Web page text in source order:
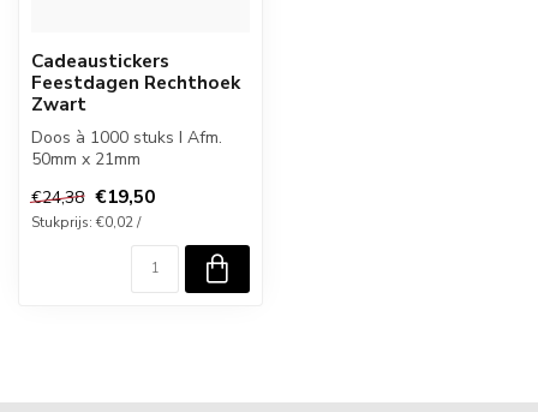
Cadeaustickers
Feestdagen Rechthoek
Zwart
Doos à 1000 stuks I Afm.
50mm x 21mm
€24,38 €19,50
Stukprijs: €0,02 /